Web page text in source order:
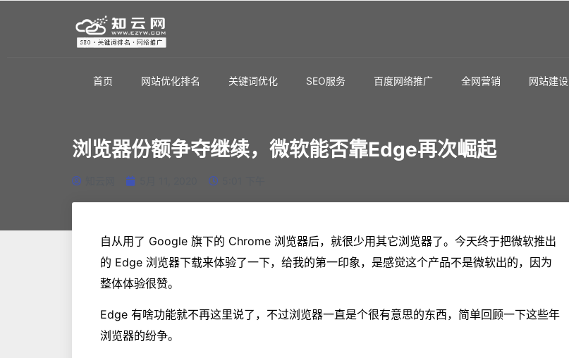
首页 网站优化排名 关键词优化 SEO服务 百度网络推广 全网营销 网站建设
浏览器份额争夺继续，微软能否靠Edge再次崛起
自从用了 Google 旗下的 Chrome 浏览器后，就很少用其它浏览器了。今天终于把微软推出
的 Edge 浏览器下载来体验了一下，给我的第一印象，是感觉这个产品不是微软出的，因为
整体体验很赞。
Edge 有啥功能就不再这里说了，不过浏览器一直是个很有意思的东西，简单回顾一下这些年
浏览器的纷争。